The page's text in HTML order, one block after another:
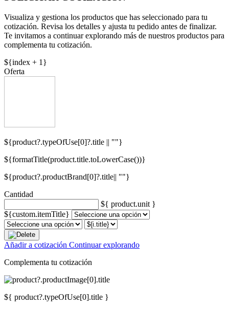
Visualiza y gestiona los productos que has seleccionado para tu
cotización. Revisa los detalles y ajusta tu pedido antes de finalizar.
Te invitamos a continuar explorando más de nuestros productos para
complementa tu cotización.
${index + 1}
Oferta
${product?.typeOfUse[0]?.title || ""}
${formatTitle(product.title.toLowerCase())}
${product?.productBrand[0]?.title|| ""}
Cantidad
${ product.unit }
${custom.itemTitle}
Añadir a cotización Continuar explorando
Complementa tu cotización
${ product?.typeOfUse[0].title }